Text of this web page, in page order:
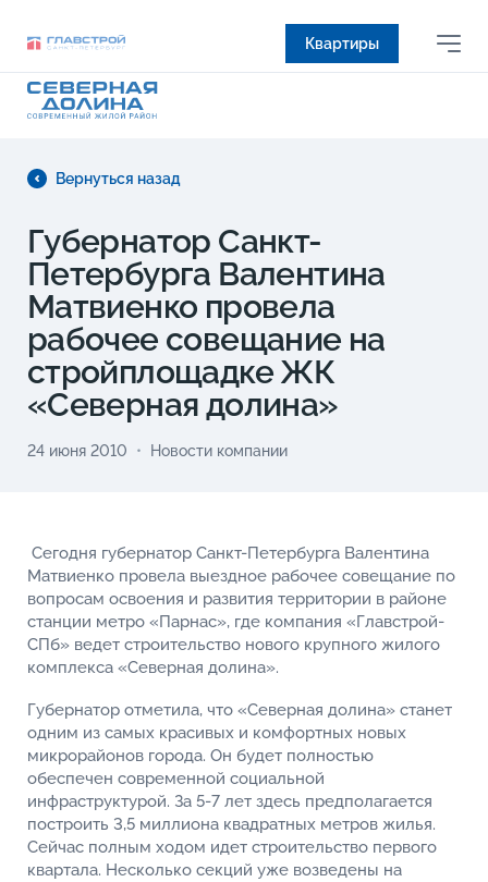
Квартиры
Вернуться назад
Губернатор Санкт-
Петербурга Валентина
Матвиенко провела
рабочее совещание на
стройплощадке ЖК
«Северная долина»
24 июня 2010 Новости компании
Сегодня губернатор Санкт-Петербурга Валентина
Матвиенко провела выездное рабочее совещание по
вопросам освоения и развития территории в районе
станции метро «Парнас», где компания «Главстрой-
СПб» ведет строительство нового крупного жилого
комплекса «Северная долина».
Губернатор отметила, что «Северная долина» станет
одним из самых красивых и комфортных новых
микрорайонов города. Он будет полностью
обеспечен современной социальной
инфраструктурой. За 5-7 лет здесь предполагается
построить 3,5 миллиона квадратных метров жилья.
Сейчас полным ходом идет строительство первого
квартала. Несколько секций уже возведены на